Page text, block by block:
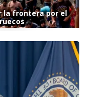
la frontera por el